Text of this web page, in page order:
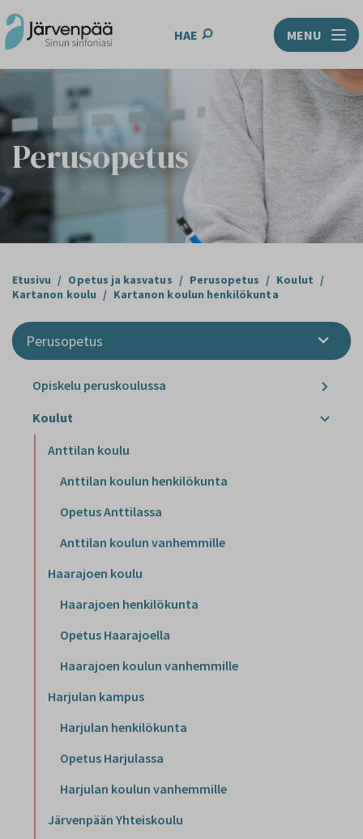
HAE MENU
Perusopetus
Etusivu / Opetus ja kasvatus / Perusopetus / Koulut /
Kartanon koulu / Kartanon koulun henkilökunta
Perusopetus
Opiskelu peruskoulussa
Koulut
Anttilan koulu
Anttilan koulun henkilökunta
Opetus Anttilassa
Anttilan koulun vanhemmille
Haarajoen koulu
Haarajoen henkilökunta
Opetus Haarajoella
Haarajoen koulun vanhemmille
Harjulan kampus
Harjulan henkilökunta
Opetus Harjulassa
Harjulan koulun vanhemmille
Järvenpään Yhteiskoulu